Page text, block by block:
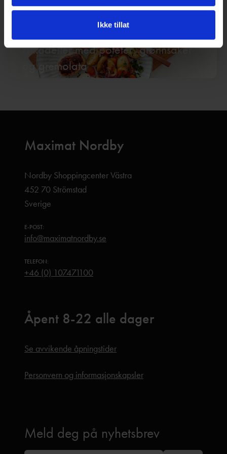
Ikke tillat
Frikadeller med poteter, grønnsaker
og gremolata
Maximat Nordby
Nordby Shoppingcenter Västra
452 70 Strömstad
Sverige
E-POST:
info@maximatnordby.se
TELEFON:
+46 (0) 107471100
Åpent 8-22 alle dager
Se avvikende åpningstider
Personvern og informasjonskapsler
Meld deg på nyhetsbrev